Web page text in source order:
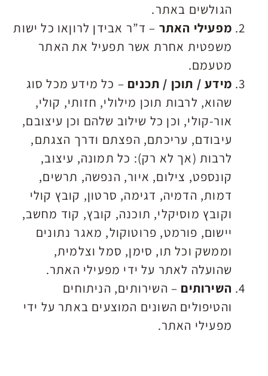
הגולשים באתר.
מפעילי האתר – ד”ר אבידן לרוןאו כל ישות
משפטית אחרת אשר תפעיל את האתר
מטעמם.
מידע / תוכן / תכנים – כל מידע מכל סוג
שהוא, לרבות תוכן מילולי, חזותי, קולי,
אור-קולי, וכן כל שילוב שלהם וכן עיצובם,
עיבודם, עריכתם, הפצתם ודרך הצגתם,
לרבות (אך לא רק): כל תמונה, עיצוב,
קונספט, צילום, איור, הנפשה, תרשים,
דמות, הדמיה, דגימה, סרטון, קובץ קולי
וקובץ מוסיקלי, תוכנה, קובץ, קוד מחשב,
יישום, פורמט, פרוטוקול, מאגר נתונים
וממשק וכל תו, סימן, סמל וצלמית,
שהועלה לאתר על ידי מפעילי האתר.
השירותים – השירותים, הניתוחים
והטיפולים השונים המוצעים באתר על ידי
מפעילי האתר.